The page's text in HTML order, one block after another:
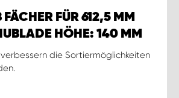
FÄCHER FÜR 612,5 MM
HÖHE: 140 MM
die Sortiermöglichkeiten